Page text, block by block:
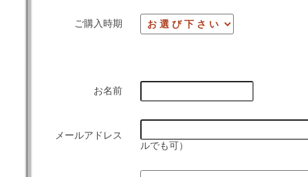
ご購入時期
お名前
メールアドレス
ルでも可）